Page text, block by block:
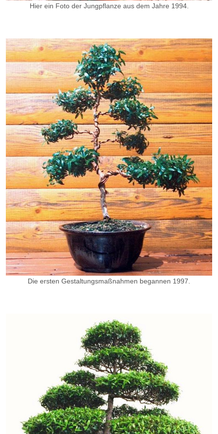
Hier ein Foto der Jungpflanze aus dem Jahre 1994.
Die ersten Gestaltungsmaßnahmen begannen 1997.